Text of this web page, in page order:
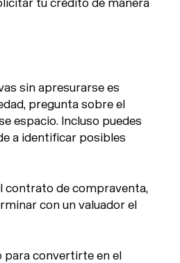
tu crédito de manera
sin apresurarse es
pregunta sobre el
espacio. Incluso puedes
a identificar posibles
contrato de compraventa,
con un valuador el
para convertirte en el